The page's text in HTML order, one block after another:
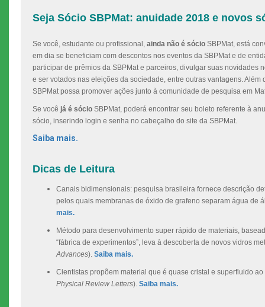
Seja Sócio SBPMat: anuidade 2018 e novos
Se você, estudante ou profissional, ainda não é sócio SBPMat, está
em dia se beneficiam com descontos nos eventos da SBPMat e de
participar de prêmios da SBPMat e parceiros, divulgar suas novidades
e ser votados nas eleições da sociedade, entre outras vantagens. Além
SBPMat possa promover ações junto à comunidade de pesquisa em
Se você já é sócio SBPMat, poderá encontrar seu boleto referente à
sócio, inserindo login e senha no cabeçalho do site da SBPMat.
Saiba mais.
Dicas de Leitura
Canais bidimensionais: pesquisa brasileira fornece descrição
pelos quais membranas de óxido de grafeno separam água de
mais.
Método para desenvolvimento super rápido de materiais,
“fábrica de experimentos”, leva à descoberta de novos vidros
Advances). Saiba mais.
Cientistas propõem material que é quase cristal e superfluido
Physical Review Letters). Saiba mais.